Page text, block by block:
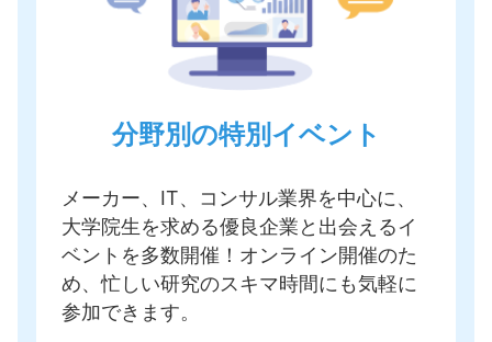
分野別の特別イベント
メーカー、IT、コンサル業界を中心に、
大学院生を求める優良企業と出会えるイ
ベントを多数開催 ！オンライン開催のた
め、忙しい研究のスキマ時間にも気軽に
参加できます。